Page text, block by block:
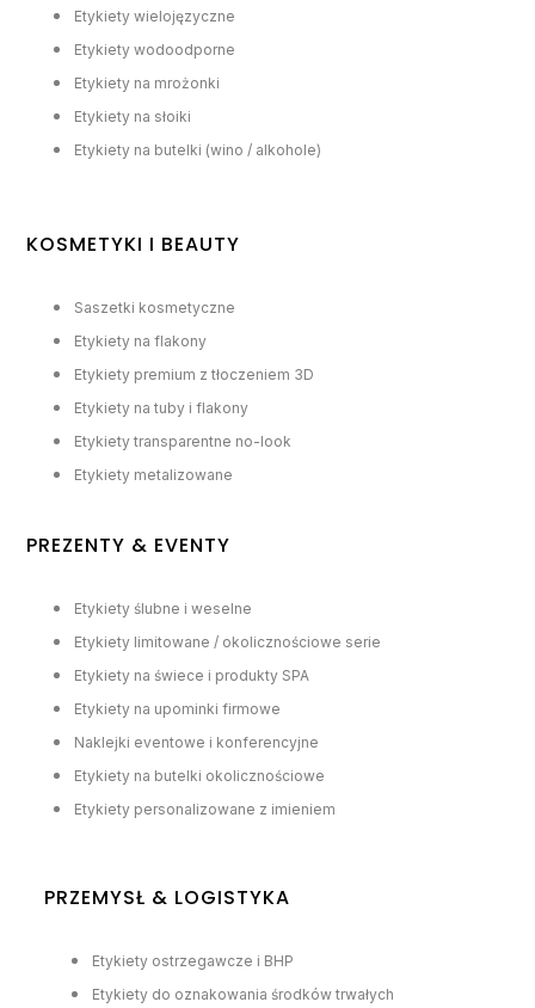
Etykiety wielojęzyczne
Etykiety wodoodporne
Etykiety na mrożonki
Etykiety na słoiki
Etykiety na butelki (wino / alkohole)
KOSMETYKI I BEAUTY
Saszetki kosmetyczne
Etykiety na flakony
Etykiety premium z tłoczeniem 3D
Etykiety na tuby i flakony
Etykiety transparentne no-look
Etykiety metalizowane
PREZENTY & EVENTY
Etykiety ślubne i weselne
Etykiety limitowane / okolicznościowe serie
Etykiety na świece i produkty SPA
Etykiety na upominki firmowe
Naklejki eventowe i konferencyjne
Etykiety na butelki okolicznościowe
Etykiety personalizowane z imieniem
PRZEMYSŁ & LOGISTYKA
Etykiety ostrzegawcze i BHP
Etykiety do oznakowania środków trwałych